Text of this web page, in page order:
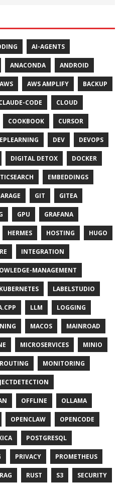
AI-AGENTS
ANACONDA ANDROID
AWS AWS AMPLIFY BACKUP
CODE CLOUD
COOKBOOK CURSOR
DEV DEVOPS
DIGITAL DETOX DOCKER
EMBEDDINGS
GIT GITEA
GPU GRAFANA
HERMES HOSTING HUGO
INTEGRATION
MANAGEMENT
KUBERNETES LABELSTUDIO
LLM LOGGING
MACOS MAINROAD
MICROSERVICES MINIO
MONITORING
OFFLINE OLLAMA
OPENCLAW OPENCODE
POSTGRESQL
PRIVACY PROMETHEUS
RAG RUST S3 SECURITY